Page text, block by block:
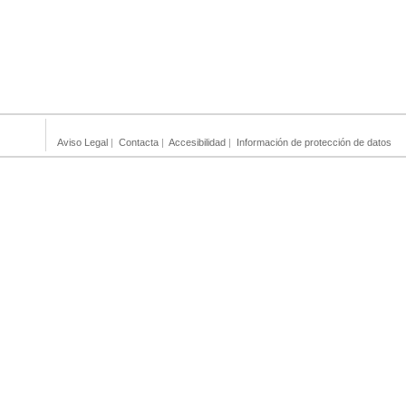
Aviso Legal | Contacta | Accesibilidad | Información de protección de datos